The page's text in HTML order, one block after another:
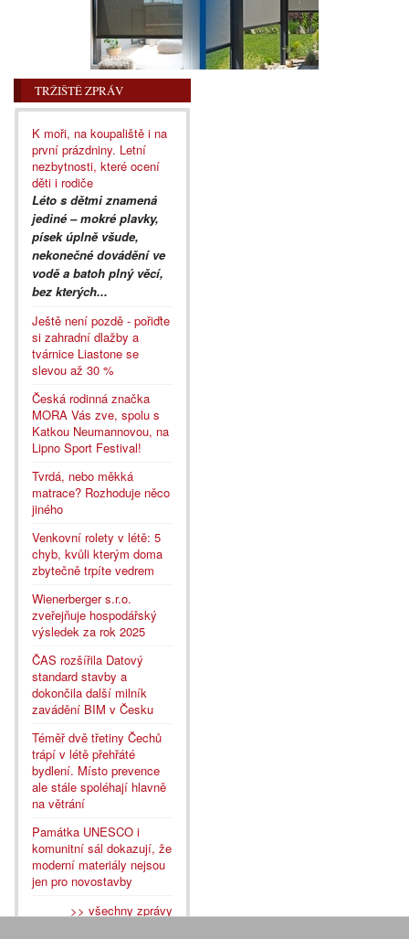
TRŽIŠTĚ ZPRÁV
K moři, na koupaliště i na
první prázdniny. Letní
nezbytnosti, které ocení
děti i rodiče
Léto s dětmi znamená
jediné – mokré plavky,
písek úplně všude,
nekonečné dovádění ve
vodě a batoh plný věcí,
bez kterých...
Ještě není pozdě - pořiďte
si zahradní dlažby a
tvárnice Liastone se
slevou až 30 %
Česká rodinná značka
MORA Vás zve, spolu s
Katkou Neumannovou, na
Lipno Sport Festival!
Tvrdá, nebo měkká
matrace? Rozhoduje něco
jiného
Venkovní rolety v létě: 5
chyb, kvůli kterým doma
zbytečně trpíte vedrem
Wienerberger s.r.o.
zveřejňuje hospodářský
výsledek za rok 2025
ČAS rozšířila Datový
standard stavby a
dokončila další milník
zavádění BIM v Česku
Téměř dvě třetiny Čechů
trápí v létě přehřáté
bydlení. Místo prevence
ale stále spoléhají hlavně
na větrání
Památka UNESCO i
komunitní sál dokazují, že
moderní materiály nejsou
jen pro novostavby
>> všechny zprávy